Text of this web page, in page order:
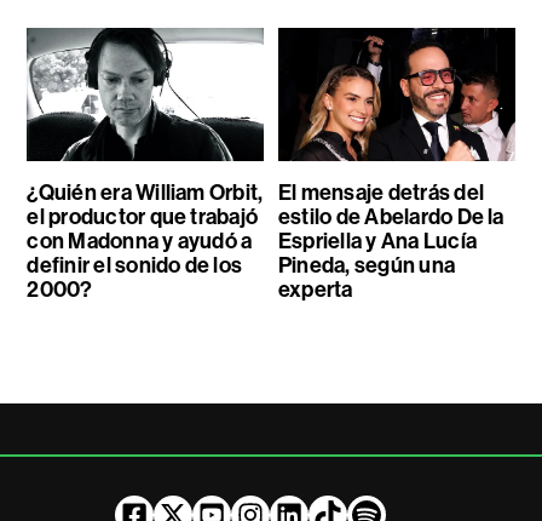
¿Quién era William Orbit,
el productor que trabajó
con Madonna y ayudó a
definir el sonido de los
2000?
El mensaje detrás del
estilo de Abelardo De la
Espriella y Ana Lucía
Pineda, según una
experta